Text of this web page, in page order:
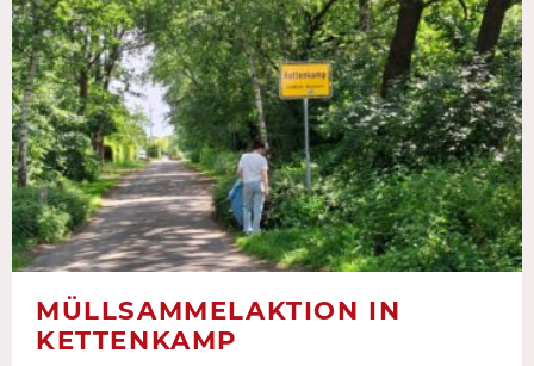
MÜLLSAMMELAKTION IN
KETTENKAMP